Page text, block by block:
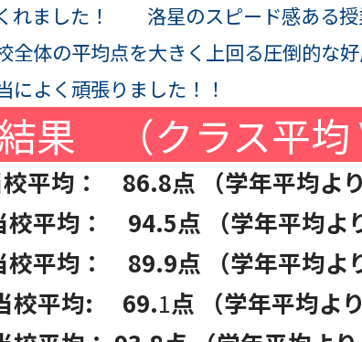
れました！ 洛星のスピード感ある授
全体の平均点を大きく上回る圧倒的な
によく頑張りました！！
果 （クラス平
平均： 86.8点 （学年平均より
校平均： 94.5点 （学年平均よ
校平均： 89.9点 （学年平均よ
校平均: 69.1点 （学年平均よ